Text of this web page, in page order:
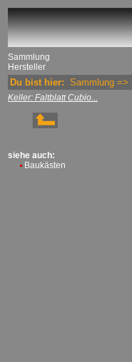
Sammlung
Hersteller
Du bist hier: Sammlung =>
Keller: Faltblatt Cubio...
siehe auch:
Baukästen